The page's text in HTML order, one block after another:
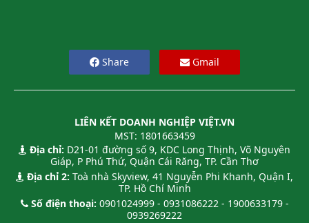
Share Gmail
LIÊN KẾT DOANH NGHIỆP VIỆT.VN
MST: 1801663459
Địa chỉ: D21-01 đường số 9, KDC Long Thịnh, Võ Nguyên
Giáp, P Phú Thứ, Quận Cái Răng, TP. Cần Thơ
Địa chỉ 2: Toà nhà Skyview, 41 Nguyễn Phi Khanh, Quận I,
TP. Hồ Chí Minh
Số điện thoại: 0901024999 - 0931086222 - 1900633179 -
0939269222